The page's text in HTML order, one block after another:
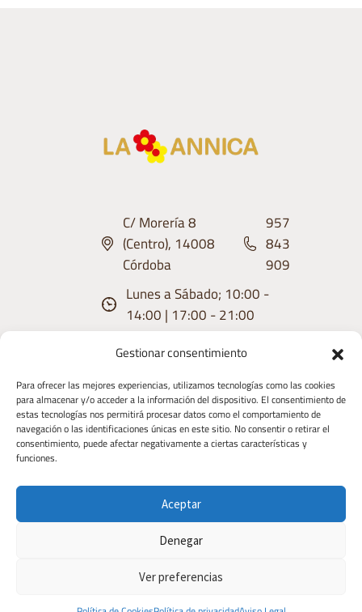
Gestionar consentimiento
Para ofrecer las mejores experiencias, utilizamos tecnologías como las cookies
para almacenar y/o acceder a la información del dispositivo. El consentimiento de
estas tecnologías nos permitirá procesar datos como el comportamiento de
navegación o las identificaciones únicas en este sitio. No consentir o retirar el
consentimiento, puede afectar negativamente a ciertas características y
funciones.
Aceptar
Denegar
Ver preferencias
C/ Morería 8
(Centro), 14008
Córdoba
957
843
909
Lunes a Sábado; 10:00 -
14:00 | 17:00 - 21:00
Aviso
Legal
Condiciones
de uso
Política de
privacidad
Política de
Cookies
Derecho de
Desistimiento
Copyright 2026 | Diseñado y Desarrollaado
por TIC TAC COMUNICACIÓN